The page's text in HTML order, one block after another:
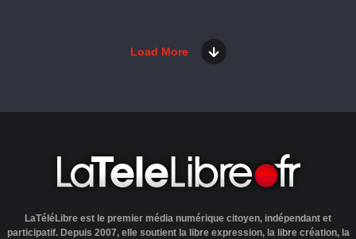
Load More
LaTéléLibre est le premier média numérique citoyen, indépendant et
participatif. Depuis 2007, elle soutient la libre expression, la libre création, la